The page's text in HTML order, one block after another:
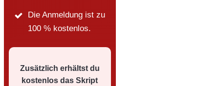
Die Anmeldung ist zu
100 % kostenlos.
Zusätzlich erhältst du
kostenlos das Skript